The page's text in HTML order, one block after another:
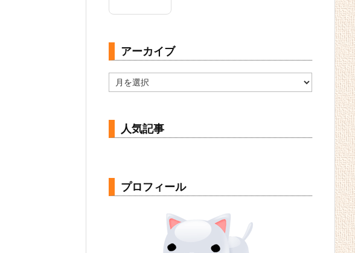
アーカイブ
ー
人気記事
プロフィール